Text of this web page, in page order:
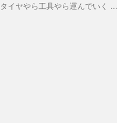
イヤやら工具やら運んでいく ...